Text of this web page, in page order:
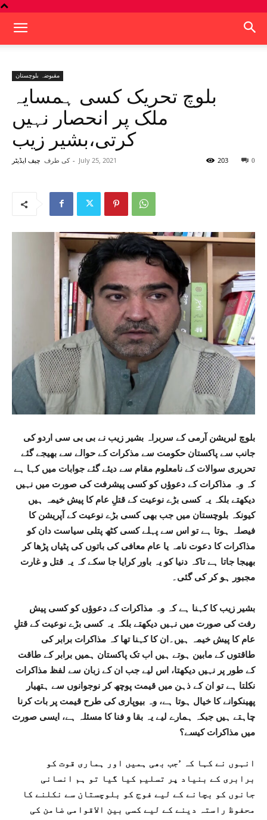
مقبوضہ بلوچستان
بلوچ تحریک کسی ہمسایہ
ملک پر انحصار نہیں
کرتی،بشیر زیب
کی طرف چیف ایڈیٹر - July 25, 2021 0
203
بلوچ لبریشن آرمی کے سربراہ بشیر زیب نے بی بی سی اردو کی
جانب سے پاکستان حکومت سے مذکرات کے حوالے سے بھیجے گئے
تحریری سوالات کے نامعلوم مقام سے دیئے گئے جوابات میں کہا ہے
کہ وہ مذاکرات کے دعوؤں کو کسی پیشرفت کی صورت میں نہیں
دیکھتے بلکہ یہ کسی بڑے نوعیت کے قتلِ عام کا پیش خیمہ ہیں
کیونکہ بلوچستان میں جب بھی کسی بڑے نوعیت کے آپریشن کا
فیصلہ ہوتا ہے تو اس سے پہلے کسی کٹھ پتلی سیاست دان کو
مذاکرات کا دعوت نامہ یا عام معافی کی باتوں کی پٹیاں پڑھا کر
بھیجا جاتا ہے تاکہ دنیا کو یہ باور کرایا جا سکے کہ یہ قتل و غارت
مجبور ہو کر کی گئی۔
بشیر زیب کا کہنا ہے کہ وہ مذاکرات کے دعوؤں کو کسی پیش
رفت کی صورت میں نہیں دیکھتے بلکہ یہ کسی بڑے نوعیت کے قتلِ
عام کا پیش خیمہ ہیں۔ان کا کہنا تھا کہ مذاکرات برابر کی
طاقتوں کے مابین ہوتے ہیں اب تک پاکستان ہمیں برابر کے طاقت
کے طور پر نہیں دیکھتا، اس لیے جب ان کے زبان سے لفظ مذاکرات
نکلتا ہے تو ان کے ذہن میں قیمت پوچھ کر نوجوانوں سے ہتھیار
پھینکوانے کا خیال ہوتا ہے، وہ بیوپاری کی طرح قیمت پر بات کرنا
چاہتے ہیں جبکہ ہمارے لیے یہ بقا و فنا کا مسئلہ ہے، ایسی صورت
میں مذاکرات کیسے؟
انہوں نے کہا کہ ’جب بھی ہمیں اور ہماری قوت کو
برابری کے بنیاد پر تسلیم کیا گیا تو ہم انسانی
جانوں کو بچانے کے لیے فوج کو بلوچستان سے نکلنے کا
محفوظ راستہ دینے کے لیے کسی بین الاقوامی ضامن کی